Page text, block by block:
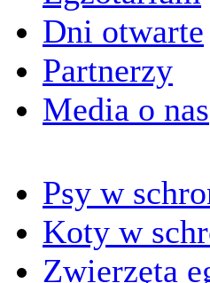
Dni otwarte
Partnerzy
Media o nas
Psy w
Koty w
Zwierzęta